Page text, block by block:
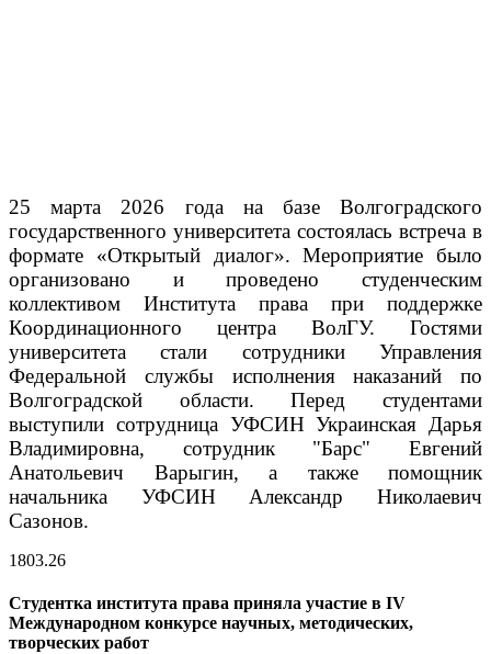
25 марта 2026 года на базе Волгоградского
государственного университета состоялась встреча в
формате «Открытый диалог». Мероприятие было
организовано и проведено студенческим
коллективом Института права при поддержке
Координационного центра ВолГУ. Гостями
университета стали сотрудники Управления
Федеральной службы исполнения наказаний по
Волгоградской области. Перед студентами
выступили сотрудница УФСИН Украинская Дарья
Владимировна, сотрудник "Барс" Евгений
Анатольевич Варыгин, а также помощник
начальника УФСИН Александр Николаевич
Сазонов.
1803.26
Студентка института права приняла участие в IV
Международном конкурсе научных, методических,
творческих работ